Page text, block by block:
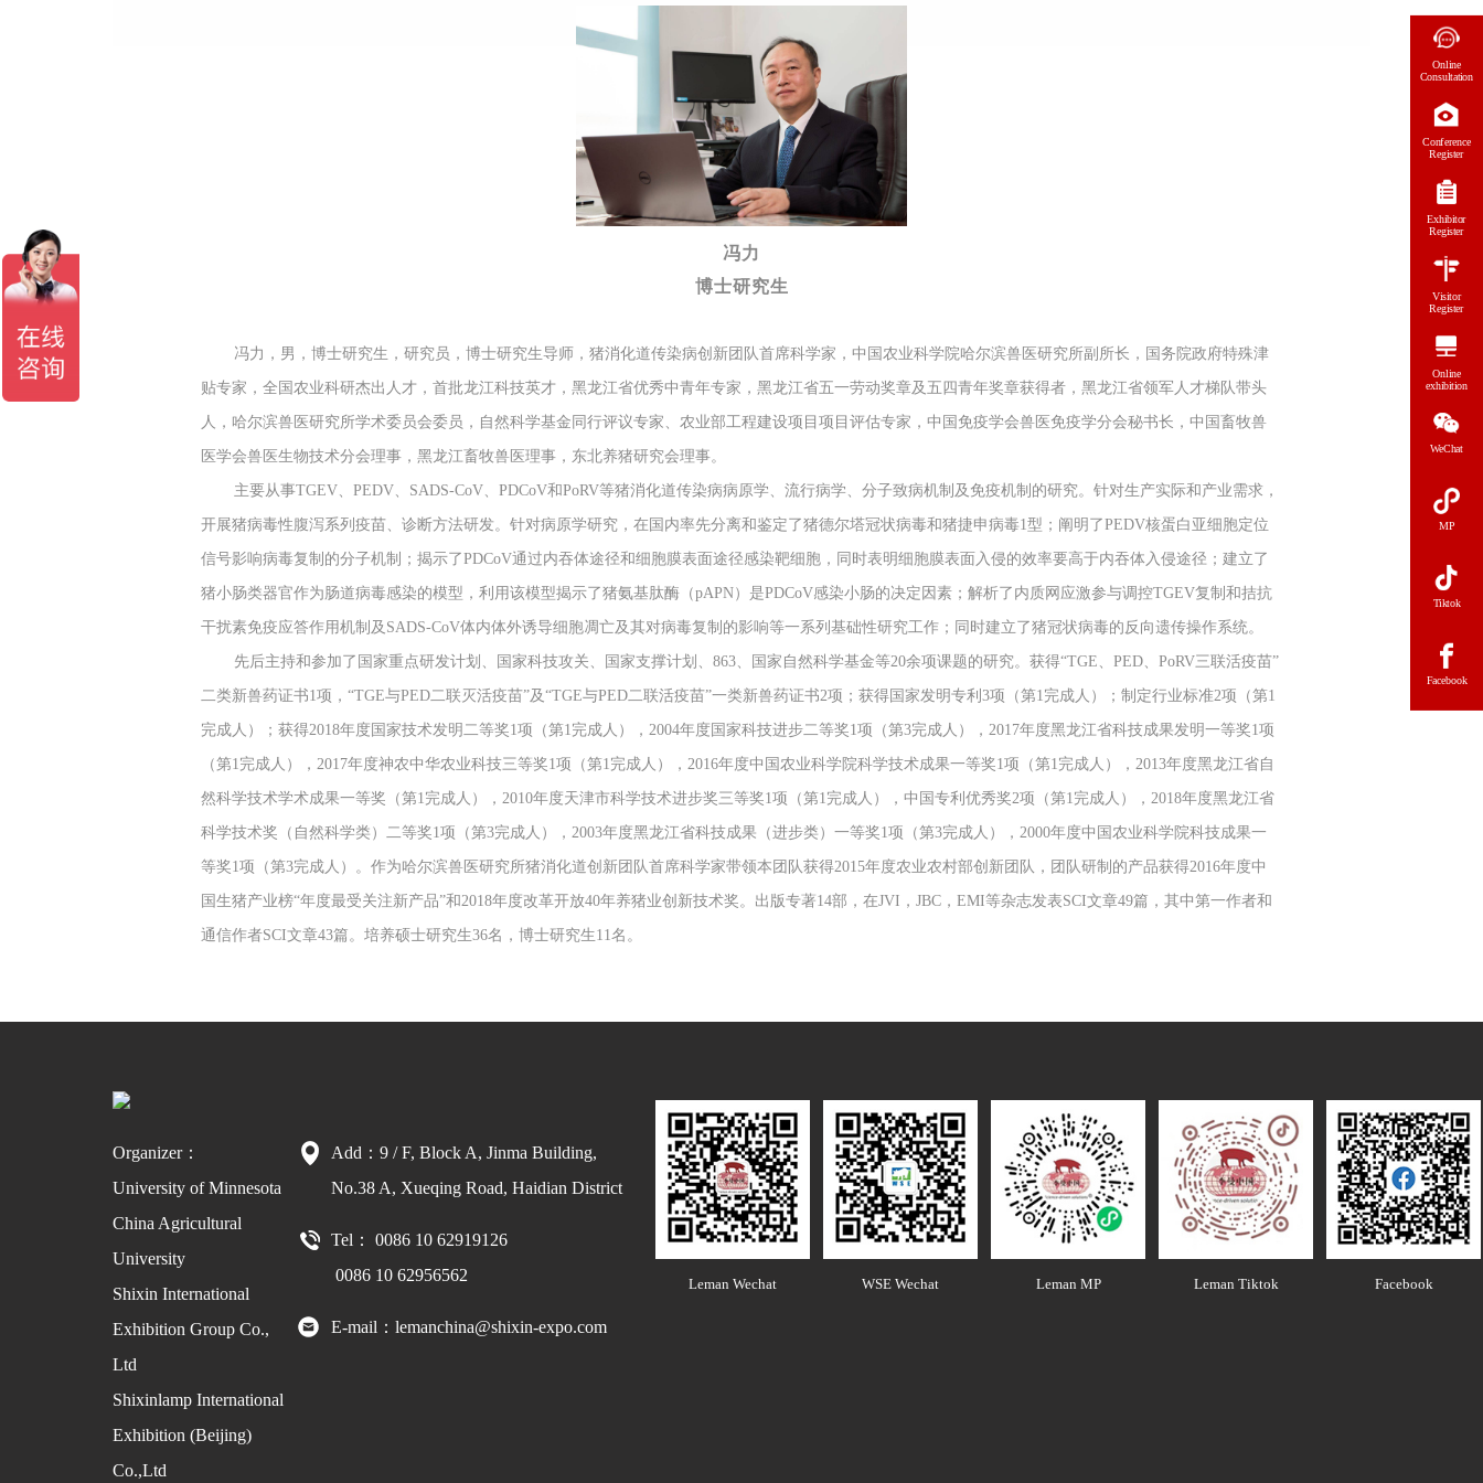
冯力
博士研究生
冯力，男，博士研究生，研究员，博士研究生导师，猪消化道传染病创新团队首席科学家，中国农业科学院哈尔滨兽医研究所副所长，国务院政府特殊津
贴专家，全国农业科研杰出人才，首批龙江科技英才，黑龙江省优秀中青年专家，黑龙江省五一劳动奖章及五四青年奖章获得者，黑龙江省领军人才梯队带头
人，哈尔滨兽医研究所学术委员会委员，自然科学基金同行评议专家、农业部工程建设项目项目评估专家，中国免疫学会兽医免疫学分会秘书长，中国畜牧兽
医学会兽医生物技术分会理事，黑龙江畜牧兽医理事，东北养猪研究会理事。
主要从事TGEV、PEDV、SADS-CoV、PDCoV和PoRV等猪消化道传染病病原学、流行病学、分子致病机制及免疫机制的研究。针对生产实际和产业需求，
开展猪病毒性腹泻系列疫苗、诊断方法研发。针对病原学研究，在国内率先分离和鉴定了猪德尔塔冠状病毒和猪捷申病毒1型；阐明了PEDV核蛋白亚细胞定位
信号影响病毒复制的分子机制；揭示了PDCoV通过内吞体途径和细胞膜表面途径感染靶细胞，同时表明细胞膜表面入侵的效率要高于内吞体入侵途径；建立了
猪小肠类器官作为肠道病毒感染的模型，利用该模型揭示了猪氨基肽酶（pAPN）是PDCoV感染小肠的决定因素；解析了内质网应激参与调控TGEV复制和拮抗
干扰素免疫应答作用机制及SADS-CoV体内体外诱导细胞凋亡及其对病毒复制的影响等一系列基础性研究工作；同时建立了猪冠状病毒的反向遗传操作系统。
先后主持和参加了国家重点研发计划、国家科技攻关、国家支撑计划、863、国家自然科学基金等20余项课题的研究。获得“TGE、PED、PoRV三联活疫苗”
二类新兽药证书1项，“TGE与PED二联灭活疫苗”及“TGE与PED二联活疫苗”一类新兽药证书2项；获得国家发明专利3项（第1完成人）；制定行业标准2项（第1
完成人）；获得2018年度国家技术发明二等奖1项（第1完成人），2004年度国家科技进步二等奖1项（第3完成人），2017年度黑龙江省科技成果发明一等奖1项
（第1完成人），2017年度神农中华农业科技三等奖1项（第1完成人），2016年度中国农业科学院科学技术成果一等奖1项（第1完成人），2013年度黑龙江省自
然科学技术学术成果一等奖（第1完成人），2010年度天津市科学技术进步奖三等奖1项（第1完成人），中国专利优秀奖2项（第1完成人），2018年度黑龙江省
科学技术奖（自然科学类）二等奖1项（第3完成人），2003年度黑龙江省科技成果（进步类）一等奖1项（第3完成人），2000年度中国农业科学院科技成果一
等奖1项（第3完成人）。作为哈尔滨兽医研究所猪消化道创新团队首席科学家带领本团队获得2015年度农业农村部创新团队，团队研制的产品获得2016年度中
国生猪产业榜“年度最受关注新产品”和2018年度改革开放40年养猪业创新技术奖。出版专著14部，在JVI，JBC，EMI等杂志发表SCI文章49篇，其中第一作者和
通信作者SCI文章43篇。培养硕士研究生36名，博士研究生11名。
Organizer：
University of Minnesota
China Agricultural
University
Shixin International
Exhibition Group Co.,
Ltd
Shixinlamp International
Exhibition (Beijing)
Co.,Ltd
Add：9 / F, Block A, Jinma Building,
No.38 A, Xueqing Road, Haidian District
Tel： 0086 10 62919126
0086 10 62956562
E-mail：lemanchina@shixin-expo.com
Leman Wechat WSE Wechat Leman MP Leman Tiktok Facebook
Online
Consultation
Conference
Register
Exhibitor
Register
Visitor
Register
Online
exhibition
WeChat
MP
Tiktok
Facebook